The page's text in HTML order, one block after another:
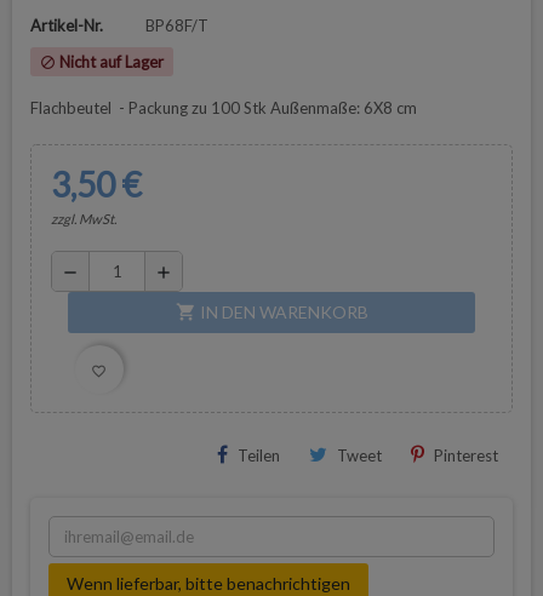
Artikel-Nr. BP68F/T
block Nicht auf Lager
Flachbeutel - Packung zu 100 Stk Außenmaße: 6X8 cm
3,50 €
zzgl. MwSt.
remove add
shopping_cart IN DEN WARENKORB
favorite_border
Teilen Tweet Pinterest
Wenn lieferbar, bitte benachrichtigen